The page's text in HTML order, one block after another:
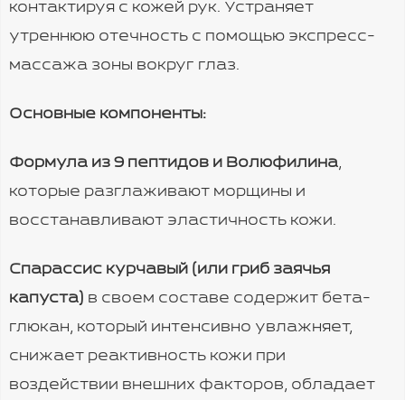
контактируя с кожей рук. Устраняет
утреннюю отечность с помощью экспресс-
массажа зоны вокруг глаз.
Основные компоненты:
Формула из 9 пептидов и Волюфилина,
которые разглаживают морщины и
восстанавливают эластичность кожи.
Спарассис курчавый (или гриб заячья
капуста) в своем составе содержит бета-
глюкан, который интенсивно увлажняет,
снижает реактивность кожи при
воздействии внешних факторов, обладает